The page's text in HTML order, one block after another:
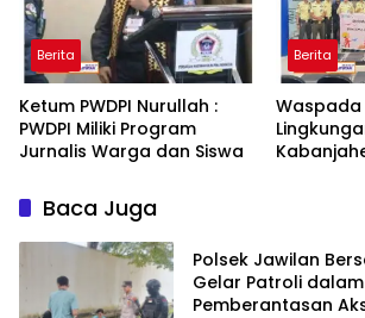
Berita
Ketum PWDPI Nurullah :
PWDPI Miliki Program
Jurnalis Warga dan Siswa
Berita
Waspada
Baca Juga
Polsek Jawilan
Gelar Patroli
Pemberantasan